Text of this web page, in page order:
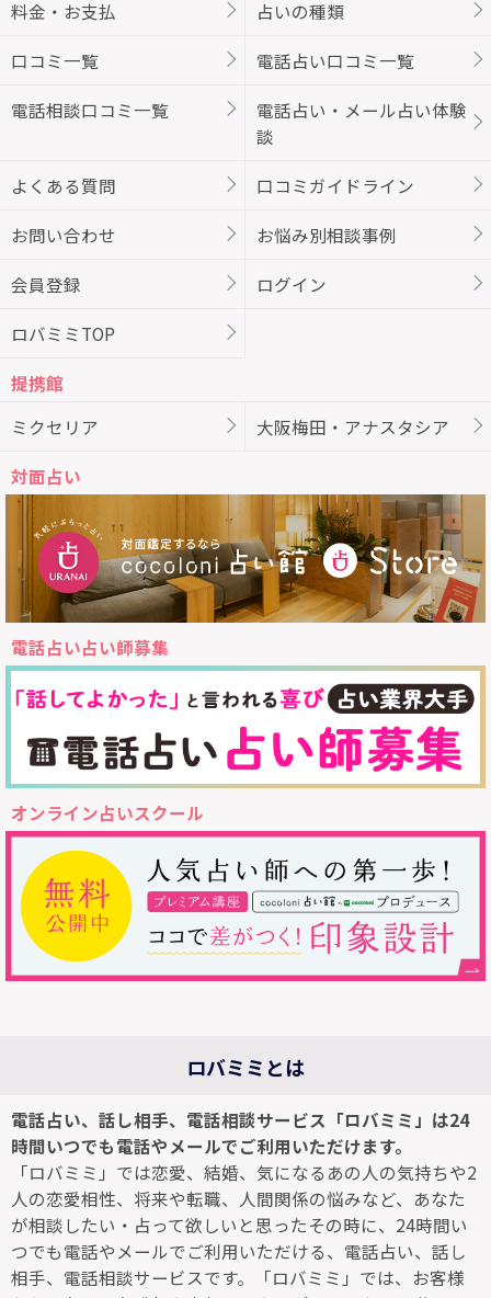
料金・お支払 占いの種類
口コミ一覧 電話占い口コミ一覧
電話相談口コミ一覧
電話占い・メール占い体験
談
よくある質問 口コミガイドライン
お問い合わせ お悩み別相談事例
会員登録 ログイン
ロバミミTOP
提携館
ミクセリア
大阪梅田・アナスタシア
対面占い
電話占い占い師募集
オンライン占いスクール
ロバミミとは
電話占い、話し相手、電話相談サービス「ロバミミ」は24
時間いつでも電話やメールでご利用いただけます。
「ロバミミ」では恋愛、結婚、気になるあの人の気持ちや2
人の恋愛相性、将来や転職、人間関係の悩みなど、あなた
が相談したい・占って欲しいと思ったその時に、24時間い
つでも電話やメールでご利用いただける、電話占い、話し
相手、電話相談サービスです。「ロバミミ」では、お客様